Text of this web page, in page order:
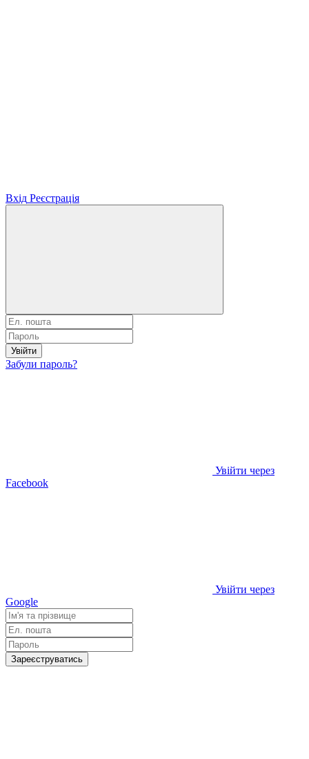
Вхід Реєстрація
Увійти
Забули пароль?
Увійти через
Facebook
Увійти через
Google
Зареєструватись